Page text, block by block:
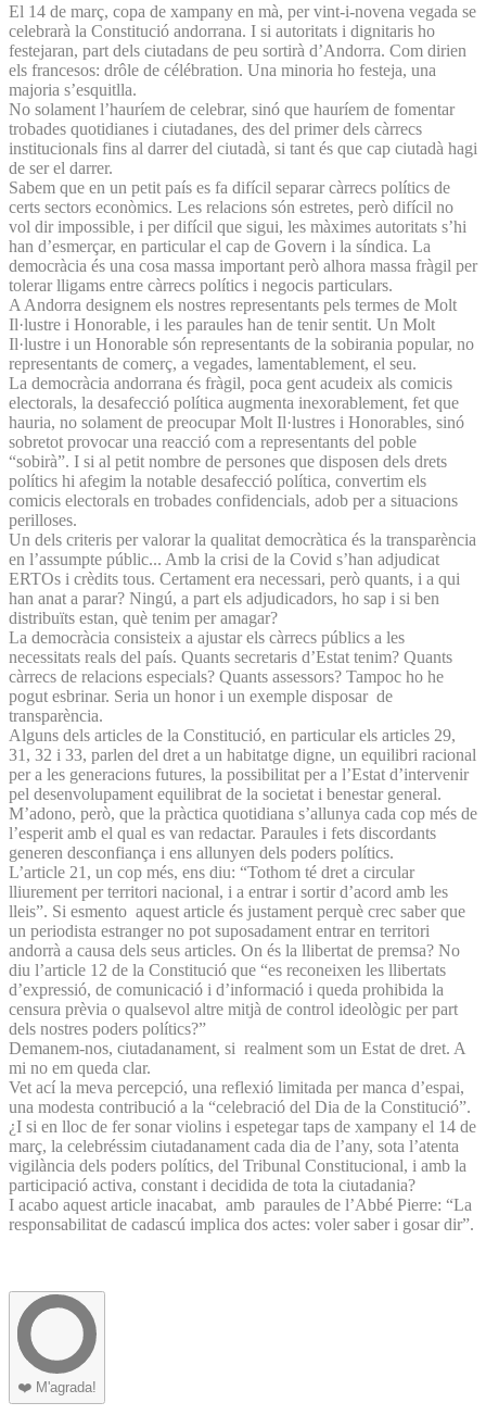
El 14 de març, copa de xampany en mà, per vint-i-novena vegada se
celebrarà la Constitució andorrana. I si autoritats i dignitaris ho
festejaran, part dels ciutadans de peu sortirà d’Andorra. Com dirien
els francesos: drôle de célébration. Una minoria ho festeja, una
majoria s’esquitlla.
No solament l’hauríem de celebrar, sinó que hauríem de fomentar
trobades quotidianes i ciutadanes, des del primer dels càrrecs
institucionals fins al darrer del ciutadà, si tant és que cap ciutadà hagi
de ser el darrer.
Sabem que en un petit país es fa difícil separar càrrecs polítics de
certs sectors econòmics. Les relacions són estretes, però difícil no
vol dir impossible, i per difícil que sigui, les màximes autoritats s’hi
han d’esmerçar, en particular el cap de Govern i la síndica. La
democràcia és una cosa massa important però alhora massa fràgil per
tolerar lligams entre càrrecs polítics i negocis particulars.
A Andorra designem els nostres representants pels termes de Molt
Il·lustre i Honorable, i les paraules han de tenir sentit. Un Molt
Il·lustre i un Honorable són representants de la sobirania popular, no
representants de comerç, a vegades, lamentablement, el seu.
La democràcia andorrana és fràgil, poca gent acudeix als comicis
electorals, la desafecció política augmenta inexorablement, fet que
hauria, no solament de preocupar Molt Il·lustres i Honorables, sinó
sobretot provocar una reacció com a representants del poble
“sobirà”. I si al petit nombre de persones que disposen dels drets
polítics hi afegim la notable desafecció política, convertim els
comicis electorals en trobades confidencials, adob per a situacions
perilloses.
Un dels criteris per valorar la qualitat democràtica és la transparència
en l’assumpte públic... Amb la crisi de la Covid s’han adjudicat
ERTOs i crèdits tous. Certament era necessari, però quants, i a qui
han anat a parar? Ningú, a part els adjudicadors, ho sap i si ben
distribuïts estan, què tenim per amagar?
La democràcia consisteix a ajustar els càrrecs públics a les
necessitats reals del país. Quants secretaris d’Estat tenim? Quants
càrrecs de relacions especials? Quants assessors? Tampoc ho he
pogut esbrinar. Seria un honor i un exemple disposar de
transparència.
Alguns dels articles de la Constitució, en particular els articles 29,
31, 32 i 33, parlen del dret a un habitatge digne, un equilibri racional
per a les generacions futures, la possibilitat per a l’Estat d’intervenir
pel desenvolupament equilibrat de la societat i benestar general.
M’adono, però, que la pràctica quotidiana s’allunya cada cop més de
l’esperit amb el qual es van redactar. Paraules i fets discordants
generen desconfiança i ens allunyen dels poders polítics.
L’article 21, un cop més, ens diu: “Tothom té dret a circular
lliurement per territori nacional, i a entrar i sortir d’acord amb les
lleis”. Si esmento aquest article és justament perquè crec saber que
un periodista estranger no pot suposadament entrar en territori
andorrà a causa dels seus articles. On és la llibertat de premsa? No
diu l’article 12 de la Constitució que “es reconeixen les llibertats
d’expressió, de comunicació i d’informació i queda prohibida la
censura prèvia o qualsevol altre mitjà de control ideològic per part
dels nostres poders polítics?”
Demanem-nos, ciutadanament, si realment som un Estat de dret. A
mi no em queda clar.
Vet ací la meva percepció, una reflexió limitada per manca d’espai,
una modesta contribució a la “celebració del Dia de la Constitució”.
¿I si en lloc de fer sonar violins i espetegar taps de xampany el 14 de
març, la celebréssim ciutadanament cada dia de l’any, sota l’atenta
vigilància dels poders polítics, del Tribunal Constitucional, i amb la
participació activa, constant i decidida de tota la ciutadania?
I acabo aquest article inacabat, amb paraules de l’Abbé Pierre: “La
responsabilitat de cadascú implica dos actes: voler saber i gosar dir”.
❤️ M'agrada!